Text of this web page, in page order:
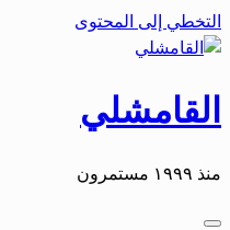
التخطي إلى المحتوى
القامشلي
منذ ١٩٩٩ مستمرون